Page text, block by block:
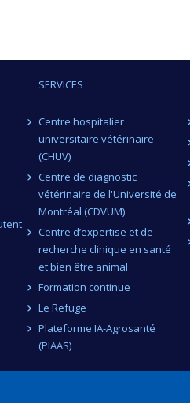
SERVICES
Centre hospitalier
universitaire vétérinaire
(CHUV)
Centre de diagnostic
vétérinaire de l'Université de
Montréal (CDVUM)
Centre d’expertise et de
recherche clinique en santé
et bien être animal
Formation continue
Le Refuge
Plateforme IA-Agrosanté
(PIAAS)